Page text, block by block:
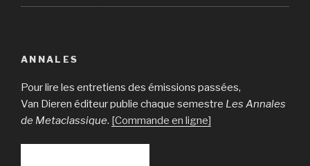
ANNALES
Pour lire les entretiens des émissions passées,
Van Dieren éditeur publie chaque semestre Les Annales
de Metaclassique. [Commande en ligne]